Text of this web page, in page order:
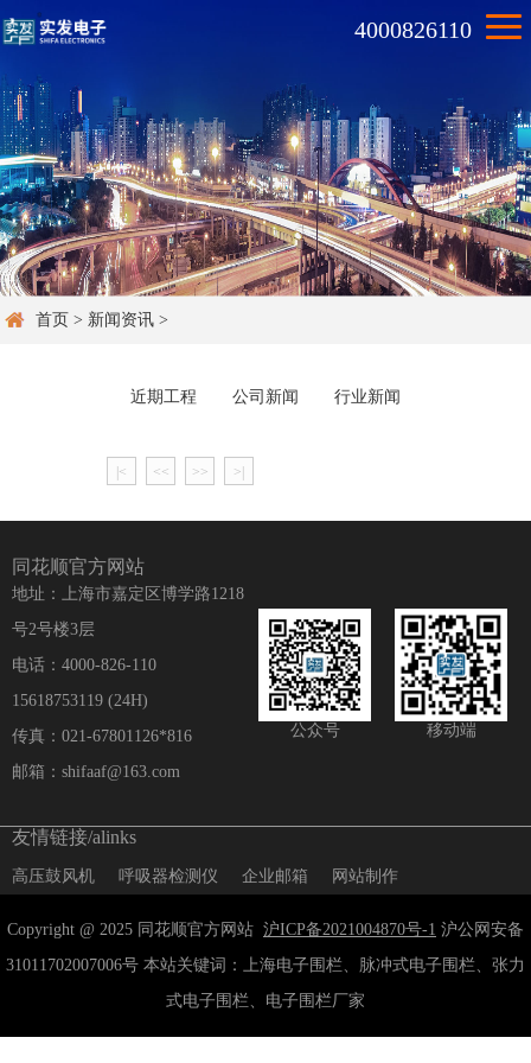
4000826110
首页 > 新闻资讯 >
近期工程 公司新闻 行业新闻
|< << >> >|
同花顺官方网站
地址：上海市嘉定区博学路1218
号2号楼3层
电话：4000-826-110
15618753119 (24H)
传真：021-67801126*816
邮箱：shifaaf@163.com
公众号 移动端
友情链接/alinks
高压鼓风机 呼吸器检测仪 企业邮箱 网站制作
Copyright @ 2025 同花顺官方网站 沪ICP备2021004870号-1 沪公网安备
31011702007006号 本站关键词：上海电子围栏、脉冲式电子围栏、张力
式电子围栏、电子围栏厂家